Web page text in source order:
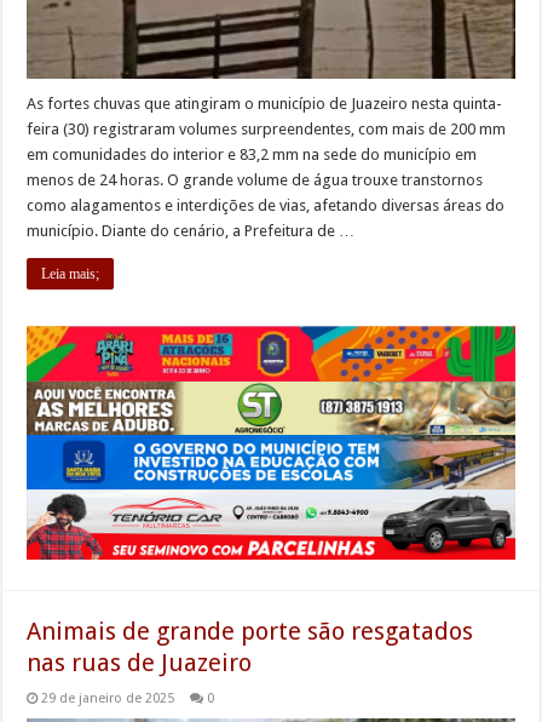
As fortes chuvas que atingiram o município de Juazeiro nesta quinta-
feira (30) registraram volumes surpreendentes, com mais de 200 mm
em comunidades do interior e 83,2 mm na sede do município em
menos de 24 horas. O grande volume de água trouxe transtornos
como alagamentos e interdições de vias, afetando diversas áreas do
município. Diante do cenário, a Prefeitura de …
Leia mais;
Animais de grande porte são resgatados
nas ruas de Juazeiro
29 de janeiro de 2025 0